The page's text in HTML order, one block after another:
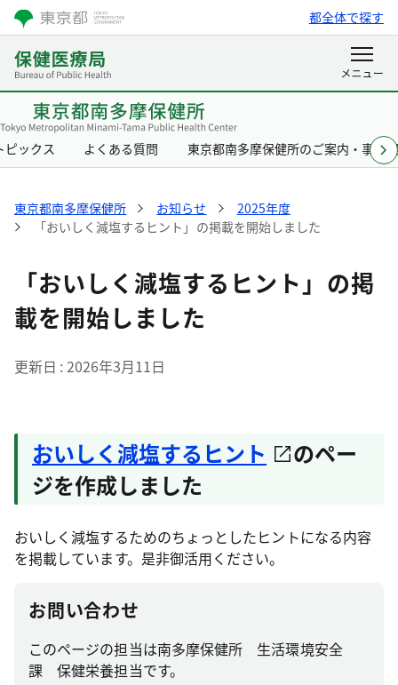
都全体で探す
ピックス よくある質問 東京都南多摩保健所のご案内・事業
東京都南多摩保健所 お知らせ
2025年度
「おいしく減塩するヒント」の掲載を開始しました
「おいしく減塩するヒント」の掲
載を開始しました
更新日 2026年3月11日
おいしく減塩するヒント
のペー
ジを作成しました
おいしく減塩するためのちょっとしたヒントになる内容
を掲載しています。是非御活用ください。
お問い合わせ
このページの担当は南多摩保健所 生活環境安全
課 保健栄養担当です。